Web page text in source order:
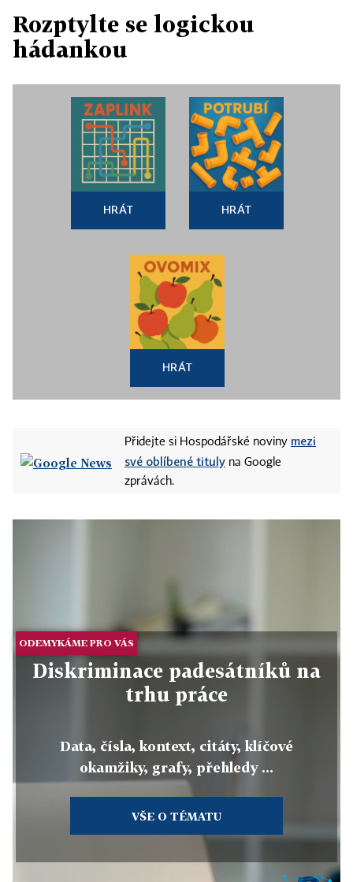
Rozptylte se logickou
hádankou
HRÁT HRÁT
HRÁT
Přidejte si Hospodářské noviny mezi
své oblíbené tituly na Google
zprávách.
ODEMYKÁME PRO VÁS
Diskriminace padesátníků na
trhu práce
Data, čísla, kontext, citáty, klíčové
okamžiky, grafy, přehledy ...
VŠE O TÉMATU